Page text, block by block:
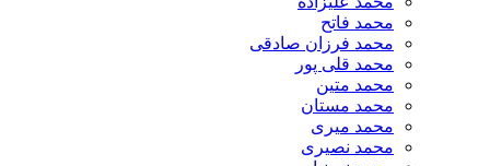
محمد فاتح
محمد فرزان صادقی
محمد قلی پور
محمد متین
محمد مستان
محمد میری
محمد نصیری